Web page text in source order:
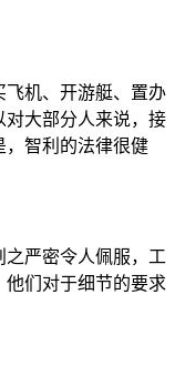
机、开游艇、置办
对大部分人来说，接
，智利的法律很健
严密令人佩服，工
们对于细节的要求